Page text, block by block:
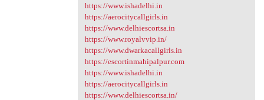
https://www.ishadelhi.in
https://aerocitycallgirls.in
https://www.delhiescortsa.in
https://www.royalvvip.in/
https://www.dwarkacallgirls.in
https://escortinmahipalpur.com
https://www.ishadelhi.in
https://aerocitycallgirls.in
https://www.delhiescortsa.in/